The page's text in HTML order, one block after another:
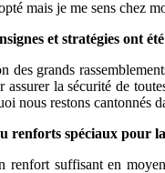
mais je me sens chez
et stratégies ont
des grands
la sécurité de
nous restons cantonnés
renforts spéciaux pour
suffisant en